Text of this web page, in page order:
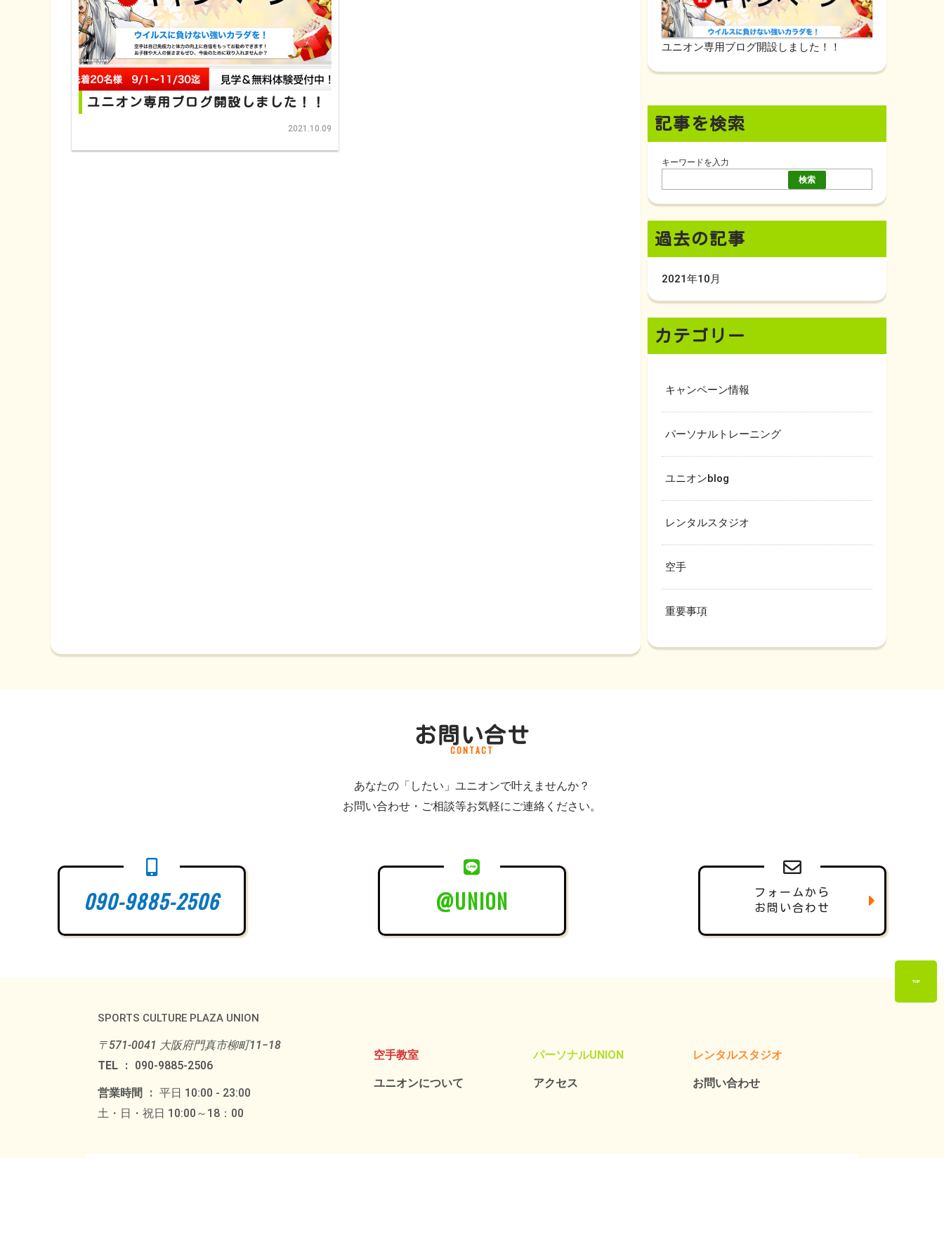
ユニオン専用ブログ開設しました！！
2021.10.09
ユニオン専用ブログ開設しました！！
記事を検索
キーワードを入力
検索
過去の記事
2021年10月
カテゴリー
キャンペーン情報
パーソナルトレーニング
ユニオンblog
レンタルスタジオ
空手
重要事項
お問い合せ
CONTACT
あなたの「したい」ユニオンで叶えませんか？
お問い合わせ・ご相談等お気軽にご連絡ください。
090-9885-2506 @UNION
フォームから
お問い合わせ
SPORTS CULTURE PLAZA UNION
〒571-0041 大阪府門真市柳町11−18
TEL
090-9885-2506
営業時間
平日 10:00 - 23:00
土・日・祝日 10:00～18：00
空手教室 パーソナルUNION レンタルスタジオ
ユニオンについて アクセス お問い合わせ
TOP